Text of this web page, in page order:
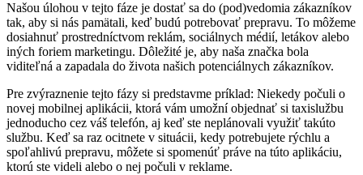
Našou úlohou v tejto fáze je dostať sa do (pod)vedomia zákazníkov
tak, aby si nás pamätali, keď budú potrebovať prepravu. To môžeme
dosiahnuť prostredníctvom reklám, sociálnych médií, letákov alebo
iných foriem marketingu. Dôležité je, aby naša značka bola
viditeľná a zapadala do života našich potenciálnych zákazníkov.
Pre zvýraznenie tejto fázy si predstavme príklad: Niekedy počuli o
novej mobilnej aplikácii, ktorá vám umožní objednať si taxislužbu
jednoducho cez váš telefón, aj keď ste neplánovali využiť takúto
službu. Keď sa raz ocitnete v situácii, kedy potrebujete rýchlu a
spoľahlivú prepravu, môžete si spomenúť práve na túto aplikáciu,
ktorú ste videli alebo o nej počuli v reklame.